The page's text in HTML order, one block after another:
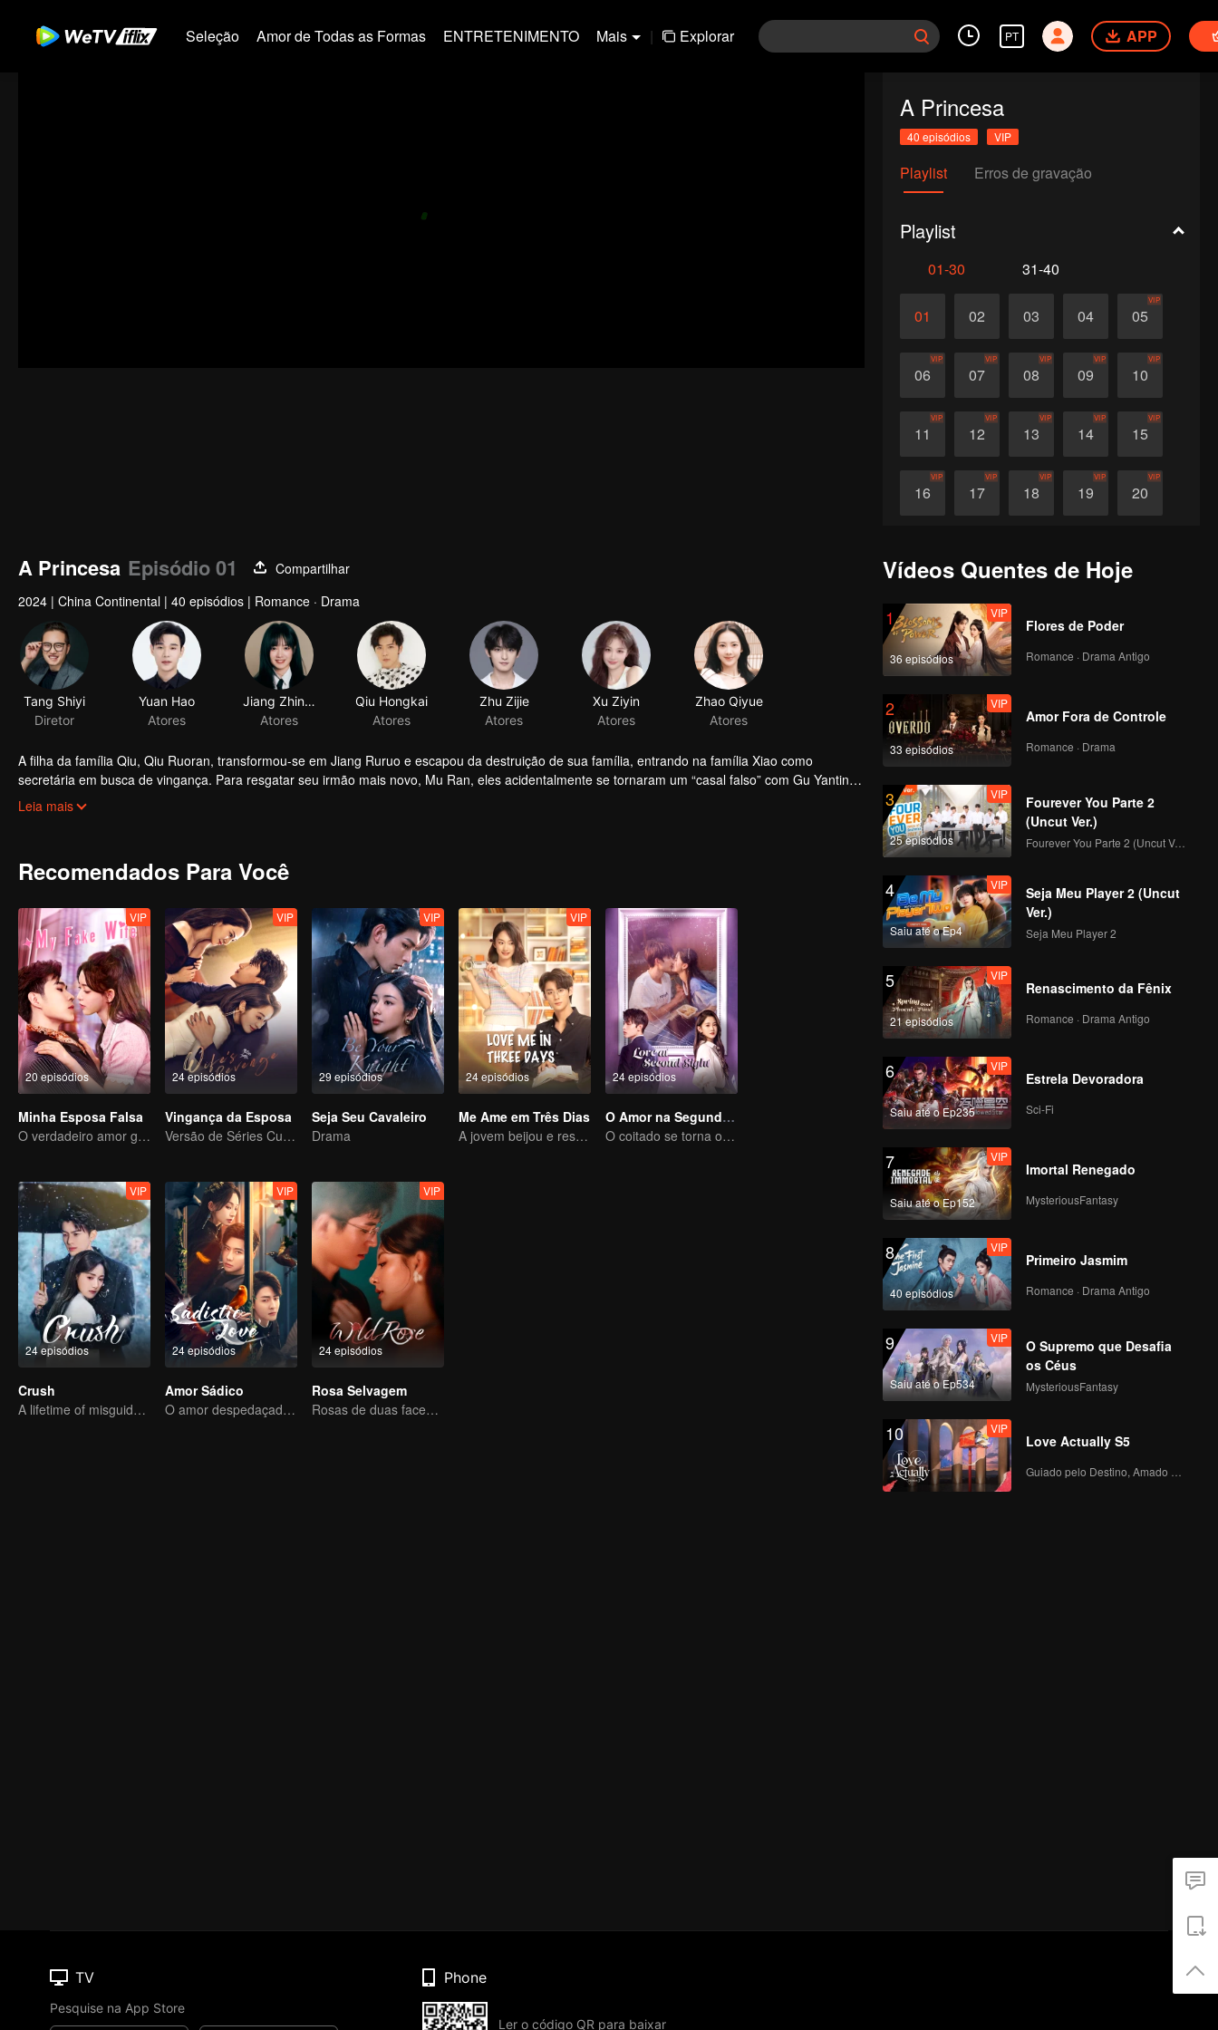
Seleção Amor de Todas as Formas ENTRETENIMENTO Mais | Explorar PT APP
A Princesa
40 episódios VIP
Playlist Erros de gravação
Playlist
01-30 31-40
01 02 03 04 05
VIP
06
VIP
07
VIP
08
VIP
09
VIP
10
VIP
11
VIP
12
VIP
13
VIP
14
VIP
15
VIP
16
VIP
17
VIP
18
VIP
19
VIP
20
VIP
26 27
A Princesa Episódio 01
Compartilhar
2024 | China Continental | 40 episódios | Romance · Drama
A filha da família Qiu, Qiu Ruoran, transformou-se em Jiang Ruruo e escapou da destruição de sua família, entrando na família Xiao como
secretária em busca de vingança. Para resgatar seu irmão mais novo, Mu Ran, eles acidentalmente se tornaram um “casal falso” com Gu Yanting,
o filho adotivo do velho senhor da guerra que estava escondido ao lado de Xiao Li. Os dois se uniram para lutar contra Xiao Li em uma batalha de
Leia mais
Recomendados Para Você
20 episódios
VIP
Minha Esposa Falsa
O verdadeiro amor gerado no casamento substituto
24 episódios
VIP
Vingança da Esposa
Versão de Séries Curtas “A Tentação de voltar para casa”
29 episódios
VIP
Seja Seu Cavaleiro
Drama
24 episódios
VIP
Me Ame em Três Dias
A jovem beijou e resgatou o CEO em constante mudança
24 episódios
O Amor na Segunda Visão
O coitado se torna o CEO dominador e persegue seu primeiro amor
24 episódios
VIP
Crush
A lifetime of misguided love entangled by fate
24 episódios
VIP
Amor Sádico
O amor despedaçado de Dai Gaozheng foi restaurado!
24 episódios
VIP
Rosa Selvagem
Rosas de duas faces entra no jogo sozinha
Vídeos Quentes de Hoje
1
36 episódios
VIP
Flores de Poder
Romance · Drama Antigo
2
33 episódios
VIP
Amor Fora de Controle
Romance · Drama
3
25 episódios
VIP
Fourever You Parte 2
(Uncut Ver.)
Fourever You Parte 2 (Uncut Ver.)
4
Saiu até o Ep4
VIP
Seja Meu Player 2 (Uncut
Ver.)
Seja Meu Player 2
5
21 episódios
VIP
Renascimento da Fênix
Romance · Drama Antigo
6
Saiu até o Ep235
VIP
Estrela Devoradora
Sci-Fi
7
Saiu até o Ep152
VIP
Imortal Renegado
MysteriousFantasy
8
40 episódios
VIP
Primeiro Jasmim
Romance · Drama Antigo
9
Saiu até o Ep534
VIP
O Supremo que Desafia
os Céus
MysteriousFantasy
10 VIP
Love Actually S5
TV
Pesquise na App Store
Phone
Ler o código QR para baixar